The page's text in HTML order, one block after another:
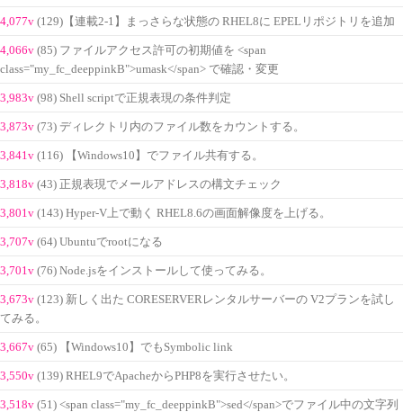
4,077v (129)【連載2-1】まっさらな状態の RHEL8に EPELリポジトリを追加
4,066v (85) ファイルアクセス許可の初期値を <span
class="my_fc_deeppinkB">umask</span> で確認・変更
3,983v (98) Shell scriptで正規表現の条件判定
3,873v (73) ディレクトリ内のファイル数をカウントする。
3,841v (116) 【Windows10】でファイル共有する。
3,818v (43) 正規表現でメールアドレスの構文チェック
3,801v (143) Hyper-V上で動く RHEL8.6の画面解像度を上げる。
3,707v (64) Ubuntuでrootになる
3,701v (76) Node.jsをインストールして使ってみる。
3,673v (123) 新しく出た CORESERVERレンタルサーバーの V2プランを試し
てみる。
3,667v (65) 【Windows10】でもSymbolic link
3,550v (139) RHEL9でApacheからPHP8を実行させたい。
3,518v (51) <span class="my_fc_deeppinkB">sed</span>でファイル中の文字列